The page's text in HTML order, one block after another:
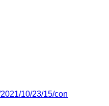
10/23/15/con